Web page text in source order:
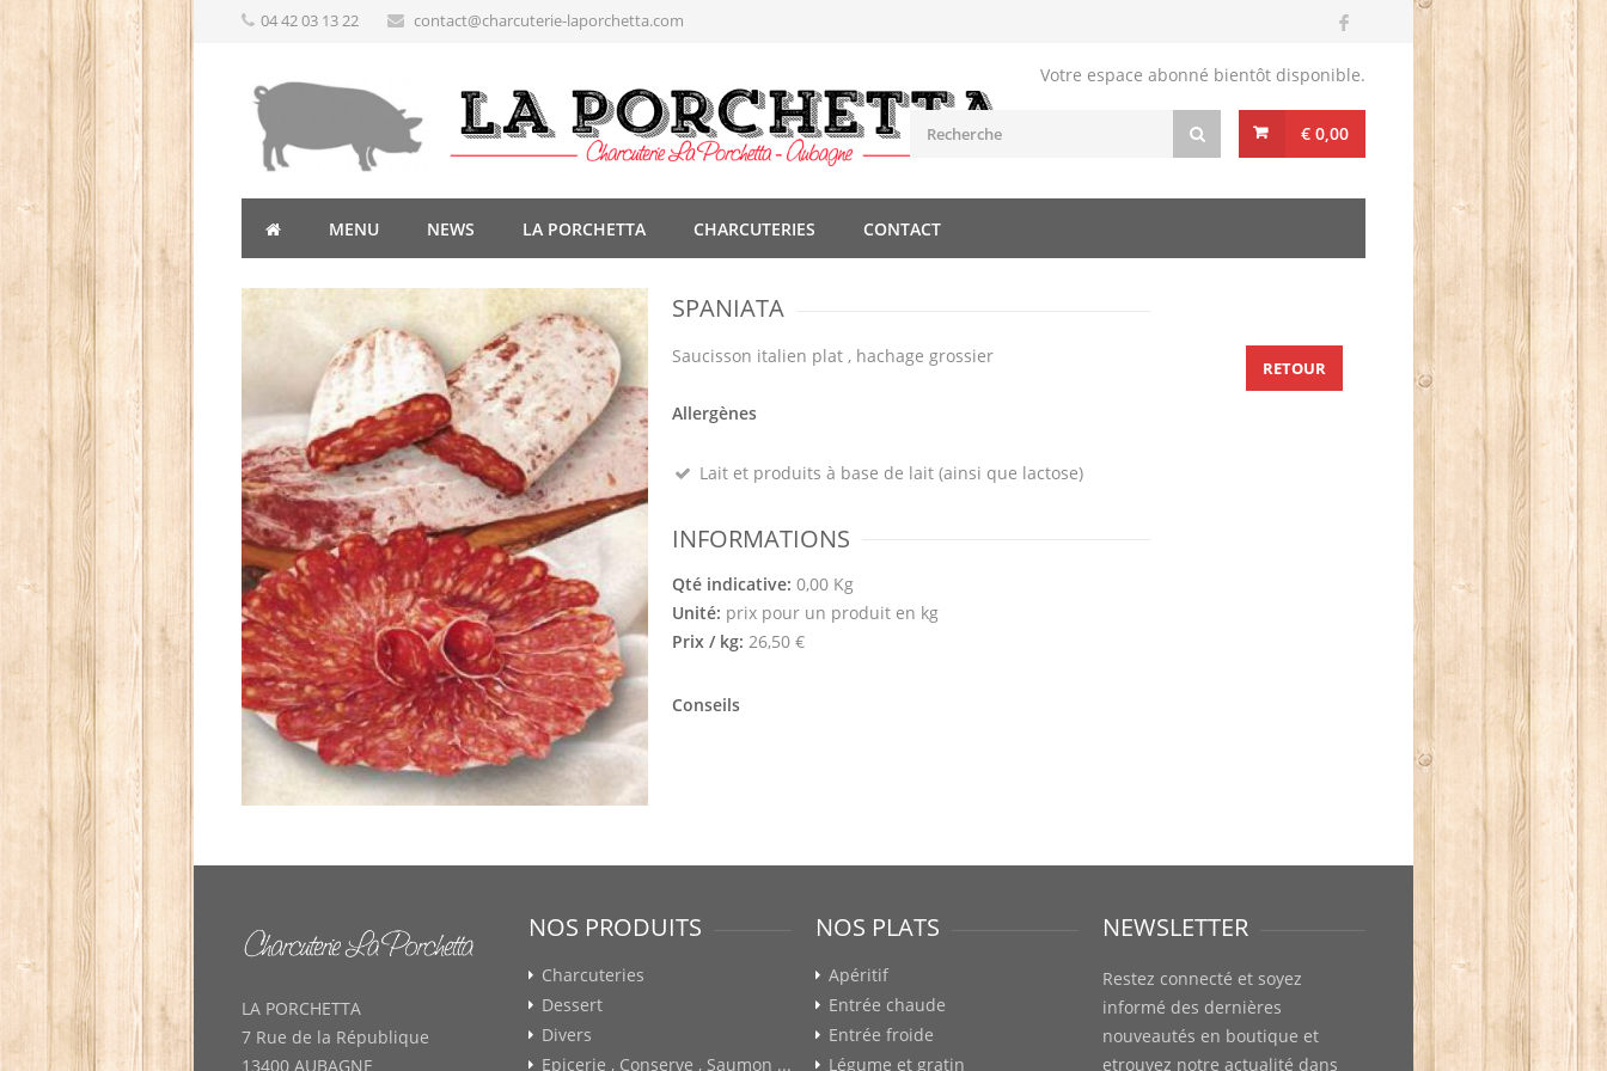
04 42 03 13 22 contact@charcuterie-laporchetta.com
Votre espace abonné bientôt disponible.
€ 0,00
MENU NEWS LA PORCHETTA CHARCUTERIES CONTACT
SPANIATA
Saucisson italien plat , hachage grossier
Allergènes
Lait et produits à base de lait (ainsi que lactose)
INFORMATIONS
Qté indicative: 0,00 Kg
Unité: prix pour un produit en kg
Prix / kg: 26,50 €
Conseils
RETOUR
LA PORCHETTA
7 Rue de la République
13400 AUBAGNE
NOS PRODUITS
Charcuteries
Dessert
Divers
Epicerie , Conserve , Saumon ...
NOS PLATS
Apéritif
Entrée chaude
Entrée froide
Légume et gratin
NEWSLETTER
Restez connecté et soyez
informé des dernières
nouveautés en boutique et
etrouvez notre actualité dans